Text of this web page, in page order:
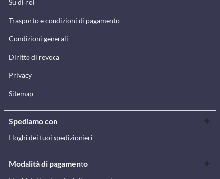
Su di noi
Trasporto e condizioni di pagamento
Condizioni generali
Diritto di revoca
Privacy
Sitemap
Spediamo con
I loghi dei tuoi spedizionieri
Modalità di pagamento